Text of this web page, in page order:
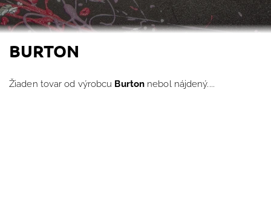
BURTON
Žiaden tovar od výrobcu Burton nebol nájdený....